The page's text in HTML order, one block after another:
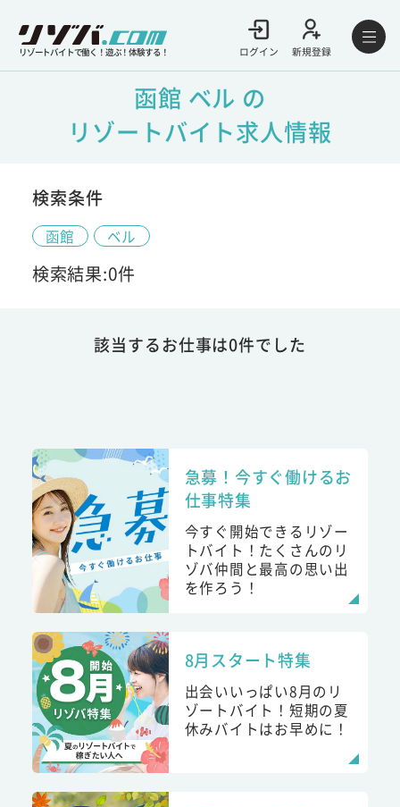
リゾートバイトで働く！遊ぶ！体験する！ ログイン 新規登録
函館 ベル の
リゾートバイト求人情報
検索条件
函館 ベル
検索結果:0件
該当するお仕事は0件でした
急募！今すぐ働けるお
仕事特集
今すぐ開始できるリゾー
トバイト！たくさんのリ
ゾバ仲間と最高の思い出
を作ろう！
8月スタート特集
出会いいっぱい8月のリ
ゾートバイト！短期の夏
休みバイトはお早めに！